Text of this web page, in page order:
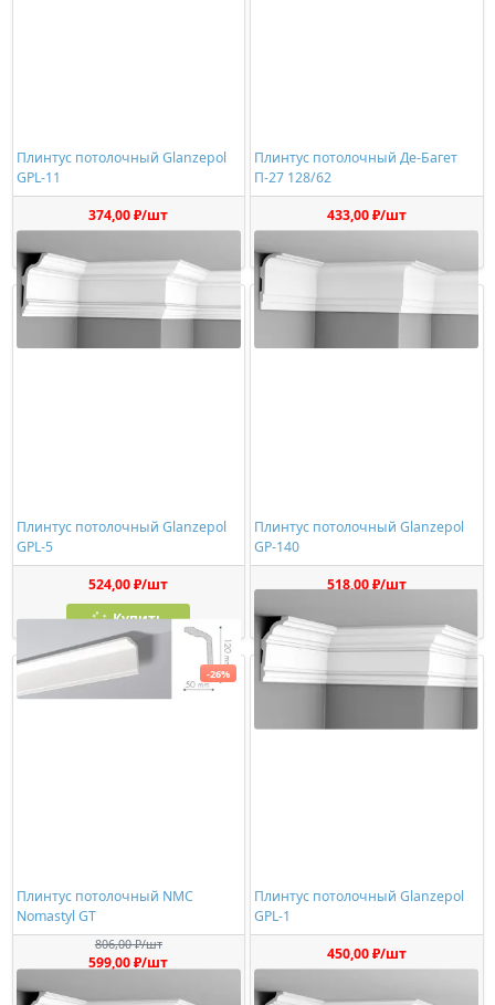
Плинтус потолочный Glanzepol
GPL-11
374,00 ₽/шт
Плинтус потолочный Де-Багет
П-27 128/62
433,00 ₽/шт
Плинтус потолочный Glanzepol
GPL-5
524,00 ₽/шт
Купить
Плинтус потолочный Glanzepol
GP-140
518,00 ₽/шт
Плинтус потолочный NMC
Nomastyl GT
806,00 ₽/шт
599,00 ₽/шт
-26%
Плинтус потолочный Glanzepol
GPL-1
450,00 ₽/шт